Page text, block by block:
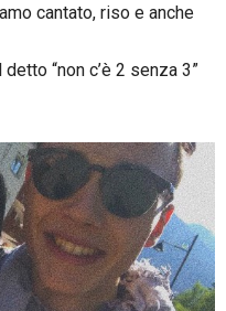
cantato, riso e anche
“non c’è 2 senza 3”